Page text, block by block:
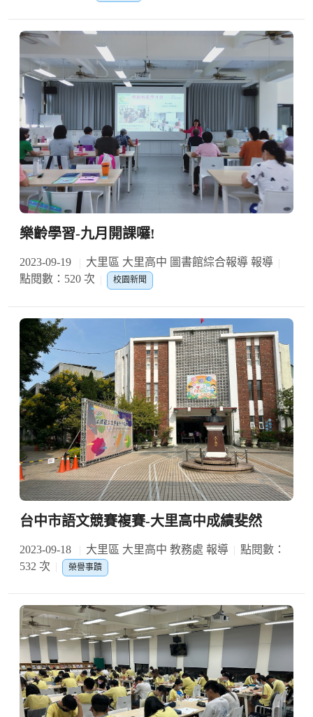
樂齡學習-九月開課囉!
2023-09-19
大里區 大里高中 圖書館綜合報導 報導
點閱數：520 次
校園新聞
台中市語文競賽複賽-大里高中成績斐然
2023-09-18 大里區 大里高中 教務處 報導
點閱數：
532 次
榮譽事蹟